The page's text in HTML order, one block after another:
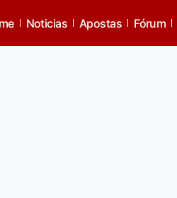
Noticias Apostas Fórum